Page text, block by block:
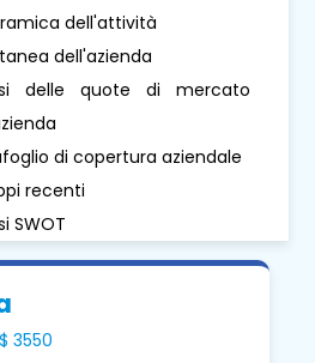
dell'attività
dell'azienda
delle quote di mercato
di copertura aziendale
recenti
SWOT
3550